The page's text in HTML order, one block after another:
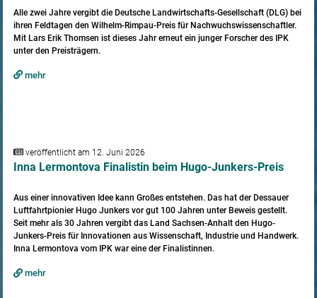
Alle zwei Jahre vergibt die Deutsche Landwirtschafts-Gesellschaft (DLG) bei
ihren Feldtagen den Wilhelm-Rimpau-Preis für Nachwuchswissenschaftler.
Mit Lars Erik Thomsen ist dieses Jahr erneut ein junger Forscher des IPK
unter den Preisträgern.
mehr
veröffentlicht am 12. Juni 2026
Inna Lermontova Finalistin beim Hugo-Junkers-Preis
Aus einer innovativen Idee kann Großes entstehen. Das hat der Dessauer
Luftfahrtpionier Hugo Junkers vor gut 100 Jahren unter Beweis gestellt.
Seit mehr als 30 Jahren vergibt das Land Sachsen-Anhalt den Hugo-
Junkers-Preis für Innovationen aus Wissenschaft, Industrie und Handwerk.
Inna Lermontova vom IPK war eine der Finalistinnen.
mehr